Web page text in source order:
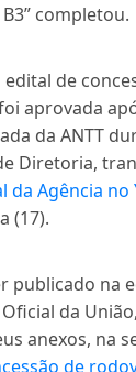
completou.
de
aprovada
da ANTT
Diretoria,
da Agência no
(17).
publicado na
da
anexos, na
de